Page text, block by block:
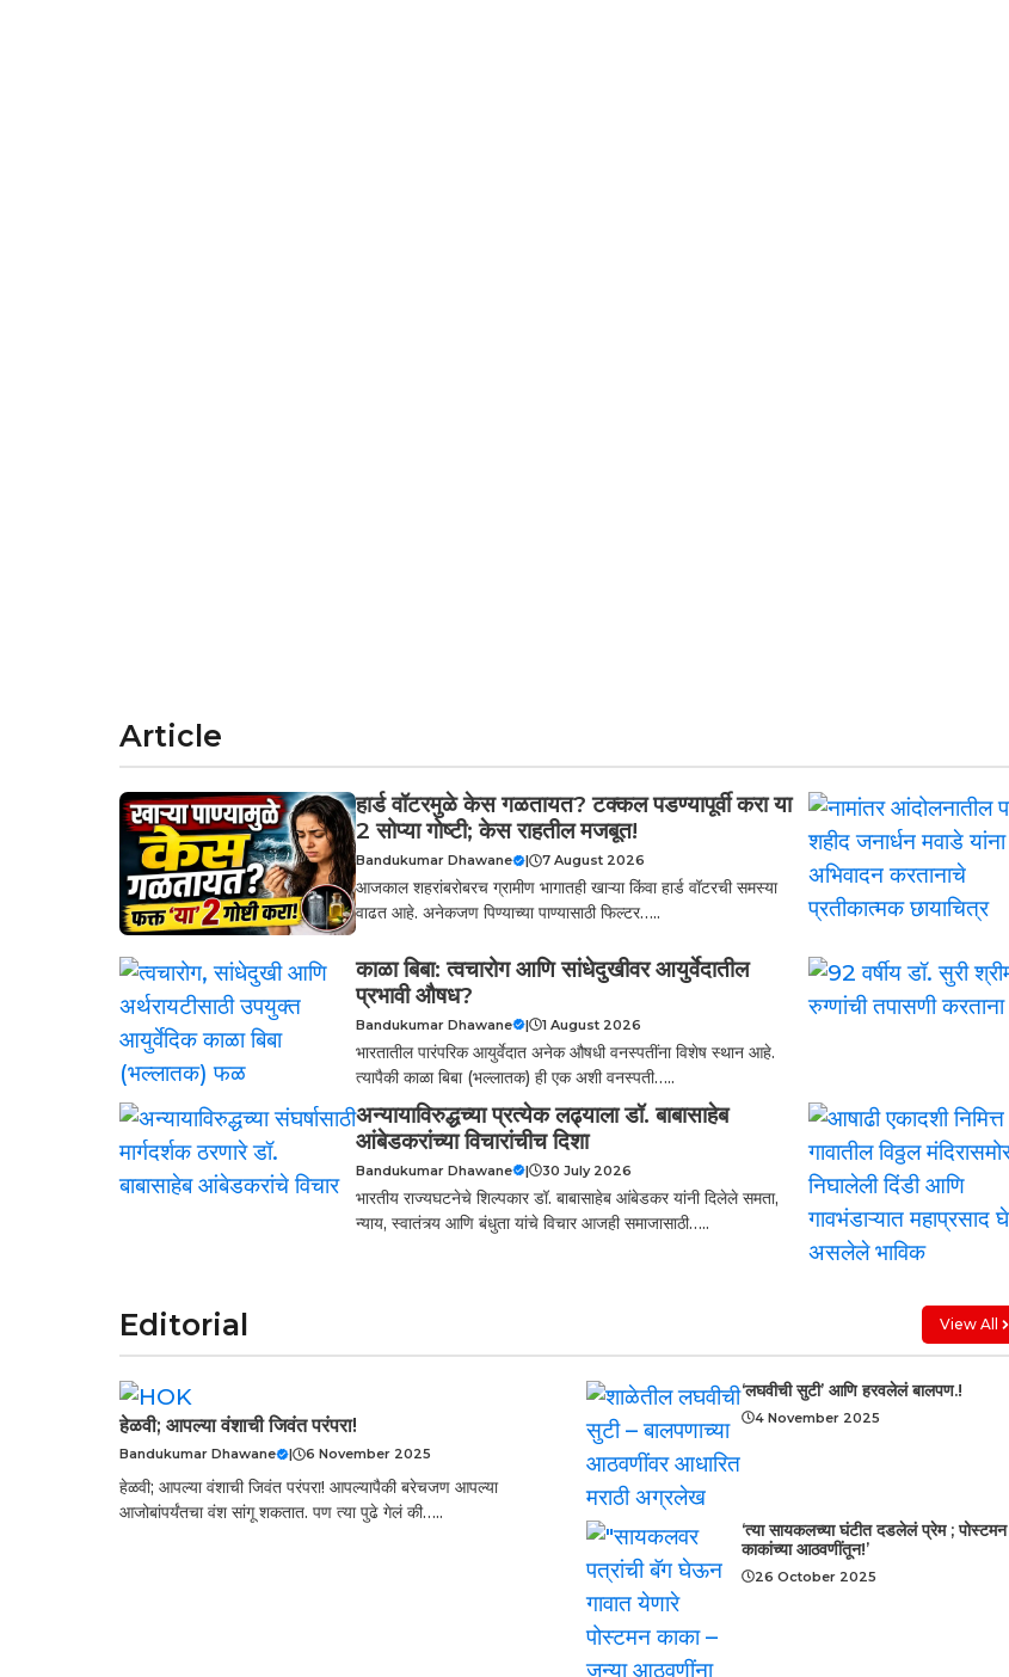
Article
हार्ड वॉटरमुळे केस गळतायत? टक्कल पडण्यापूर्वी करा या
2 सोप्या गोष्टी; केस राहतील मजबूत!
Bandukumar Dhawane | 7 August 2026
आजकाल शहरांबरोबरच ग्रामीण भागातही खाऱ्या किंवा हार्ड वॉटरची समस्या
वाढत आहे. अनेकजण पिण्याच्या पाण्यासाठी फिल्टर…..
काळा बिबा: त्वचारोग आणि सांधेदुखीवर आयुर्वेदातील
प्रभावी औषध?
Bandukumar Dhawane | 1 August 2026
भारतातील पारंपरिक आयुर्वेदात अनेक औषधी वनस्पतींना विशेष स्थान आहे.
त्यापैकी काळा बिबा (भल्लातक) ही एक अशी वनस्पती…..
अन्यायाविरुद्धच्या प्रत्येक लढ्याला डॉ. बाबासाहेब
आंबेडकरांच्या विचारांचीच दिशा
Bandukumar Dhawane | 30 July 2026
भारतीय राज्यघटनेचे शिल्पकार डॉ. बाबासाहेब आंबेडकर यांनी दिलेले समता,
न्याय, स्वातंत्र्य आणि बंधुता यांचे विचार आजही समाजासाठी…..
Editorial View All
हेळवी; आपल्या वंशाची जिवंत परंपरा!
Bandukumar Dhawane | 6 November 2025
हेळवी; आपल्या वंशाची जिवंत परंपरा! आपल्यापैकी बरेचजण आपल्या
आजोबांपर्यंतचा वंश सांगू शकतात. पण त्या पुढे गेलं की…..
‘लघवीची सुटी’ आणि हरवलेलं बालपण.!
4 November 2025
‘त्या सायकलच्या घंटीत दडलेलं प्रेम ; पोस्टमन
काकांच्या आठवणींतून!’
26 October 2025